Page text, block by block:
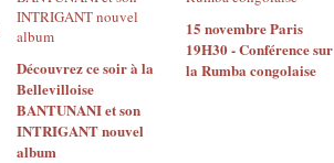
Découvrez ce soir à la
Bellevilloise
BANTUNANI et son
INTRIGANT nouvel
album
15 novembre Paris
19H30 - Conférence sur
la Rumba congolaise